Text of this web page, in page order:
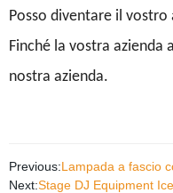
Posso diventare il vostro
Finché la vostra
nostra azienda.
Previous:Lampada a fascio
Next:Stage DJ Equipment